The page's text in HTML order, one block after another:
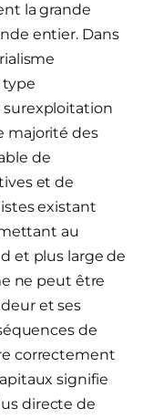
la grande
entier. Dans
type
surexploitation
majorité des
de
et de
existant
au
et plus large de
ne peut être
et ses
de
correctement
signifie
directe de